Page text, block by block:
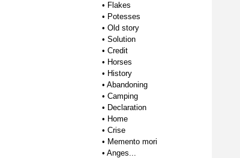
• Flakes
• Potesses
• Old story
• Solution
• Credit
• Horses
• History
• Abandoning
• Camping
• Declaration
• Home
• Crise
• Memento mori
• Anges...